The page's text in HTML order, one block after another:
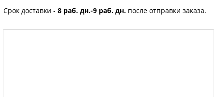
Срок доставки - 8 раб. дн.-9 раб. дн. после отправки заказа.